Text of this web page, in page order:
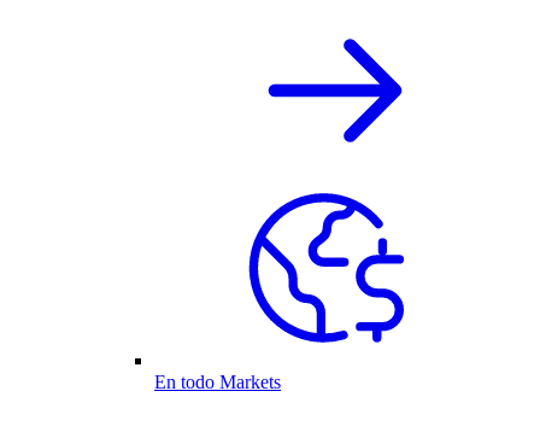
En todo Markets